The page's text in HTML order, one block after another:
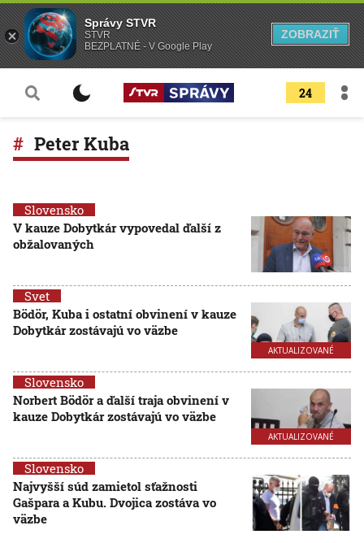
24
Peter Kuba
Slovensko
V kauze Dobytkár vypovedal ďalší z
obžalovaných
AKTUALIZOVANÉ
Svet
Bödör, Kuba i ostatní obvinení v kauze
Dobytkár zostávajú vo väzbe
AKTUALIZOVANÉ
Slovensko
Norbert Bödör a ďalší traja obvinení v
kauze Dobytkár zostávajú vo väzbe
Slovensko
Najvyšší súd zamietol sťažnosti
Gašpara a Kubu. Dvojica zostáva vo
väzbe
Správy STVR
STVR
BEZPLATNÉ - V Google Play
ZOBRAZIŤ